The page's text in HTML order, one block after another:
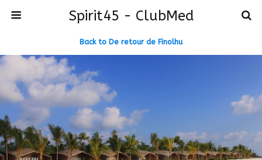
Spirit45 - ClubMed
Back to De retour de Finolhu